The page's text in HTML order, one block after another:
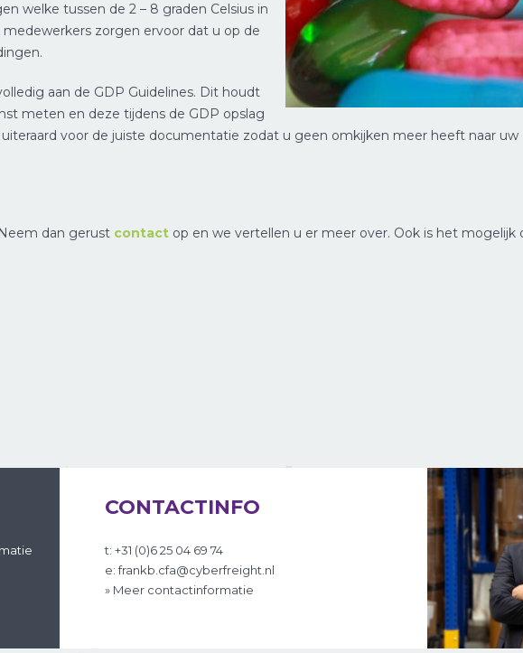
welke tussen de 2 – 8 graden Celsius in
zorgen ervoor dat u op de
aan de GDP Guidelines. Dit houdt
meten en deze tijdens de GDP opslag
voor de juiste documentatie zodat u geen omkijken meer heeft naar uw
dan gerust contact op en we vertellen u er meer over. Ook is het mogelijk
CONTACTINFO
t: +31 (0)6 25 04 69 74
e: frankb.cfa@cyberfreight.nl
» Meer contactinformatie